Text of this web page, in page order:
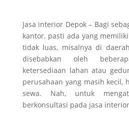
Jasa interior Depok – Bagi
kantor, pasti ada yang
tidak luas, misalnya di
disebabkan oleh
ketersediaan lahan atau
perusahaan yang masih kecil,
sewa. Nah, untuk
berkonsultasi pada jasa